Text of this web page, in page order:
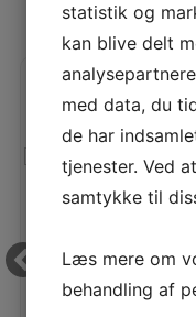
SENEST
PERMA CORE 120 -
statistik og
kan blive delt
med data, du
de har
tjenester. Ved
samtykke til
Læs mere om
behandling af